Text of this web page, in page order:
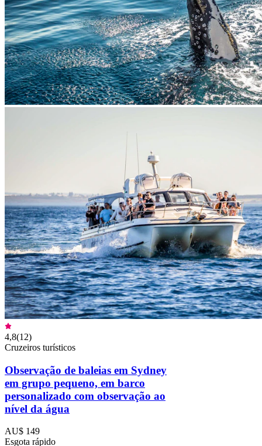
4,8(12)
Cruzeiros turísticos
Observação de baleias em Sydney
em grupo pequeno, em barco
personalizado com observação ao
nível da água
AU$ 149
Esgota rápido